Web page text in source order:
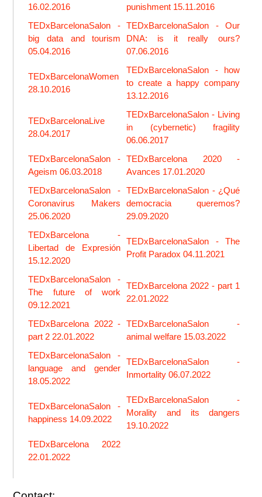
16.02.2016
punishment 15.11.2016
TEDxBarcelonaSalon -
big data and tourism
05.04.2016
TEDxBarcelonaSalon - Our
DNA: is it really ours?
07.06.2016
TEDxBarcelonaWomen
28.10.2016
TEDxBarcelonaSalon - how
to create a happy company
13.12.2016
TEDxBarcelonaLive
28.04.2017
TEDxBarcelonaSalon - Living
in (cybernetic) fragility
06.06.2017
TEDxBarcelonaSalon -
Ageism 06.03.2018
TEDxBarcelona 2020 -
Avances 17.01.2020
TEDxBarcelonaSalon -
Coronavirus Makers
25.06.2020
TEDxBarcelonaSalon - ¿Qué
democracia queremos?
29.09.2020
TEDxBarcelona -
Libertad de Expresión
15.12.2020
TEDxBarcelonaSalon - The
Profit Paradox 04.11.2021
TEDxBarcelonaSalon -
The future of work
09.12.2021
TEDxBarcelona 2022 - part 1
22.01.2022
TEDxBarcelona 2022 -
part 2 22.01.2022
TEDxBarcelonaSalon -
animal welfare 15.03.2022
TEDxBarcelonaSalon -
language and gender
18.05.2022
TEDxBarcelonaSalon -
Inmortality 06.07.2022
TEDxBarcelonaSalon -
happiness 14.09.2022
TEDxBarcelonaSalon -
Morality and its dangers
19.10.2022
TEDxBarcelona 2022
22.01.2022